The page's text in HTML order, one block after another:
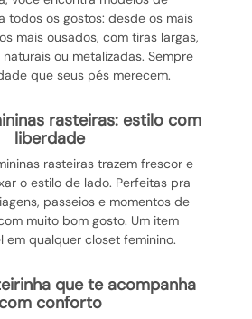
todos os gostos: desde os mais
mais ousados, com tiras largas,
ou metalizadas. Sempre
que seus pés merecem.
liberdade
rasteiras trazem frescor e
o estilo de lado. Perfeitas pra
passeios e momentos de
muito bom gosto. Um item
em qualquer closet feminino.
com conforto